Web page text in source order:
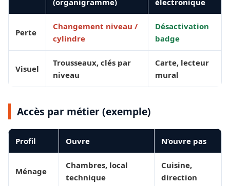
(organigramme)
électronique
Perte
Changement niveau /
cylindre
Désactivation
badge
Visuel
Trousseaux, clés par
niveau
Carte, lecteur
mural
Accès par métier (exemple)
Profil Ouvre N’ouvre pas
Ménage
Chambres, local
technique
Cuisine,
direction